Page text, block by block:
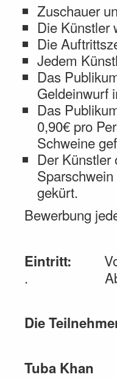
Zuschauer
Die Künstler
Die
Jedem
Das
Geldeinwurf
Das
0,90€ pro
Schweine
Der
gekürt.
Bewerbung
Eintritt:
.
Die
Tuba Khan